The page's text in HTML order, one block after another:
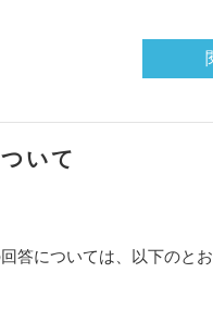
いて
回答については、以下のと